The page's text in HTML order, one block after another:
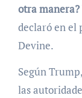
otra manera?
declaró en el
Devine.
Según
las